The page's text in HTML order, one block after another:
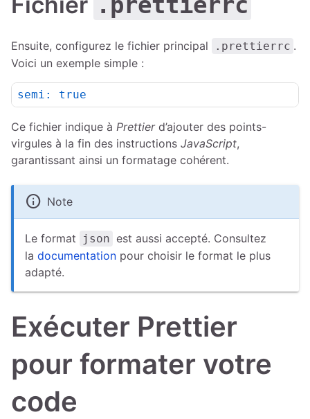
Ensuite, configurez le fichier principal .prettierrc .
Voici un exemple simple :
semi: true
Ce fichier indique à Prettierd’ajouter des points-
virgules à la fin des instructions JavaScript,
garantissant ainsi un formatage cohérent.
info Note
Le format json est aussi accepté. Consultez
la documentation pour choisir le format le plus
adapté.
Exécuter Prettier
pour formater votre
code